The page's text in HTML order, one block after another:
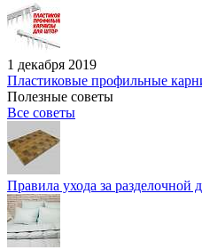
1 декабря 2019
Пластиковые профильные
Полезные советы
Все советы
Правила ухода за разделочной